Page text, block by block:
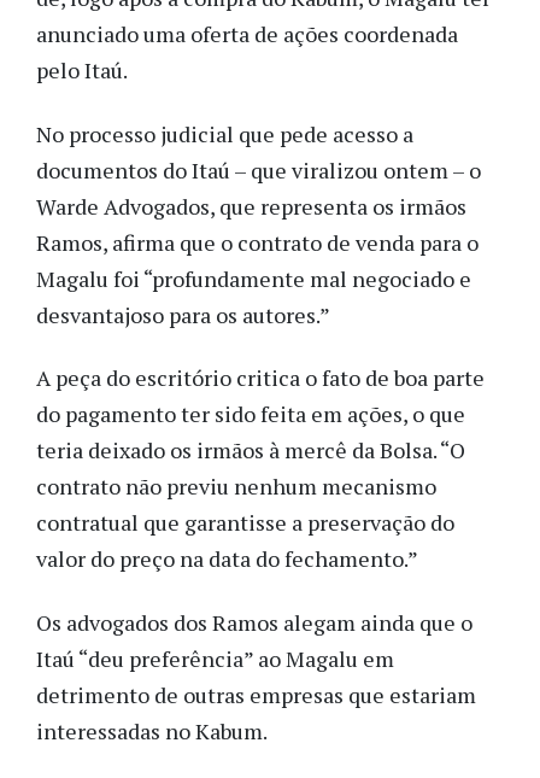
anunciado uma oferta de ações coordenada
pelo Itaú.
No processo judicial que pede acesso a
documentos do Itaú – que viralizou ontem – o
Warde Advogados, que representa os irmãos
Ramos, afirma que o contrato de venda para o
Magalu foi “profundamente mal negociado e
desvantajoso para os autores.”
A peça do escritório critica o fato de boa parte
do pagamento ter sido feita em ações, o que
teria deixado os irmãos à mercê da Bolsa. “O
contrato não previu nenhum mecanismo
contratual que garantisse a preservação do
valor do preço na data do fechamento.”
Os advogados dos Ramos alegam ainda que o
Itaú “deu preferência” ao Magalu em
detrimento de outras empresas que estariam
interessadas no Kabum.